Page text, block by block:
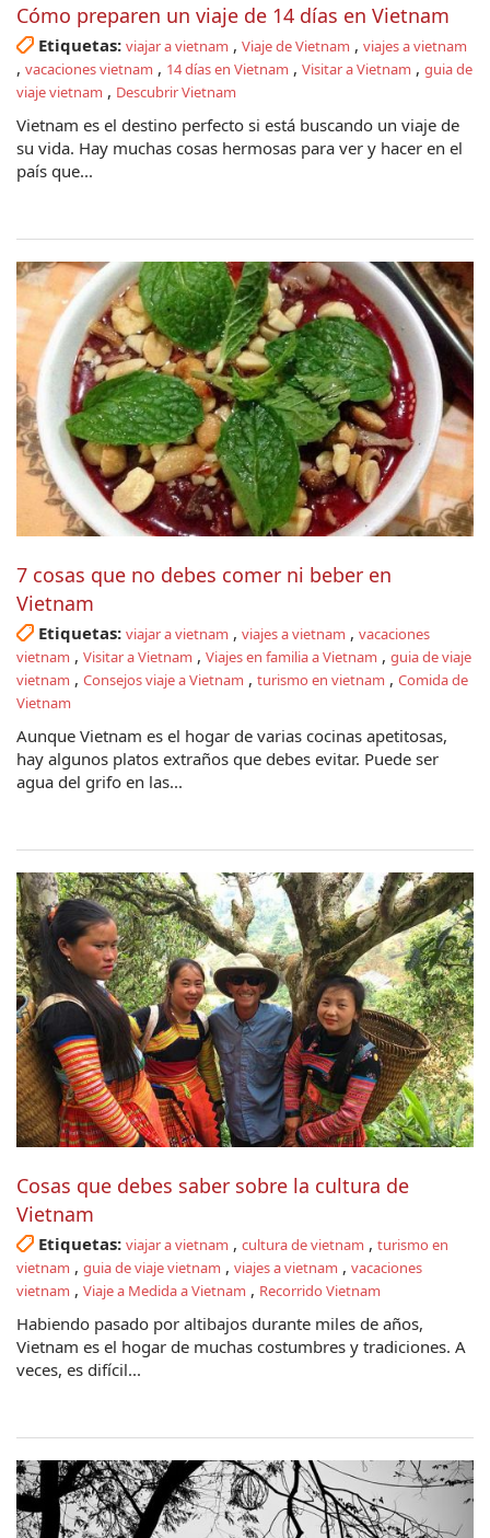
Cómo preparen un viaje de 14 días en Vietnam
Etiquetas: viajar a vietnam , Viaje de Vietnam , viajes a vietnam
, vacaciones vietnam , 14 días en Vietnam , Visitar a Vietnam , guia de
viaje vietnam , Descubrir Vietnam
Vietnam es el destino perfecto si está buscando un viaje de
su vida. Hay muchas cosas hermosas para ver y hacer en el
país que...
7 cosas que no debes comer ni beber en
Vietnam
Etiquetas: viajar a vietnam , viajes a vietnam , vacaciones
vietnam , Visitar a Vietnam , Viajes en familia a Vietnam , guia de viaje
vietnam , Consejos viaje a Vietnam , turismo en vietnam , Comida de
Vietnam
Aunque Vietnam es el hogar de varias cocinas apetitosas,
hay algunos platos extraños que debes evitar. Puede ser
agua del grifo en las...
Cosas que debes saber sobre la cultura de
Vietnam
Etiquetas: viajar a vietnam , cultura de vietnam , turismo en
vietnam , guia de viaje vietnam , viajes a vietnam , vacaciones
vietnam , Viaje a Medida a Vietnam , Recorrido Vietnam
Habiendo pasado por altibajos durante miles de años,
Vietnam es el hogar de muchas costumbres y tradiciones. A
veces, es difícil...